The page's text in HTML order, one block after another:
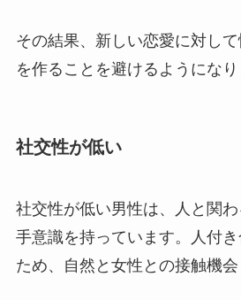
その結果、新しい恋愛に対し
を作ることを避けるようになり
社交性が低い
社交性が低い男性は、人と関
手意識を持っています。人付
ため、自然と女性との接触機会